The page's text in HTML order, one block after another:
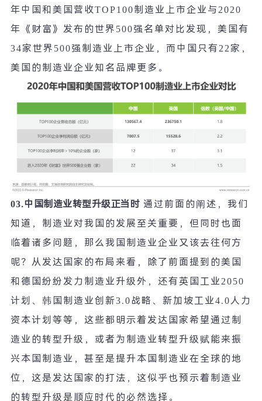
年中国和美国营收TOP100制造业上市企业与2020
年《财富》发布的世界 500强名单对比发现，美国有
34家世界 500强制造业上市企业，而中国只有22家，
美国的制造业企业知名品牌更多。
03.中国制造业转型升级正当时 通过前面的阐述，我们
知道，制造业对我国的发展至关重要，但同时也面
临着诸多问题，那么我国制造业企业又该去往何方
呢？从发达国家的布局来看，除了前面提到的美国
和德国纷纷发力制造业升级外，还有英国工业2050
计划、韩国制造业创新3.0战略、新加坡工业4.0人力
资本计划等等，这些都明示着发达国家希望通过制
造业的转型升级，或者为制造业转型升级赋能来振
兴本国制造业，甚至是提升本国制造业在全球的地
位，这是发达国家的打法，这似乎也预示着制造业
的转型升级是顺应时代的必然选择。